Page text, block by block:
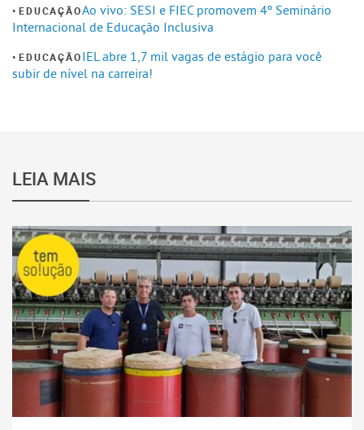
EDUCAÇÃOAo vivo: SESI e FIEC promovem 4º Seminário
Internacional de Educação Inclusiva
EDUCAÇÃOIEL abre 1,7 mil vagas de estágio para você
subir de nível na carreira!
LEIA MAIS